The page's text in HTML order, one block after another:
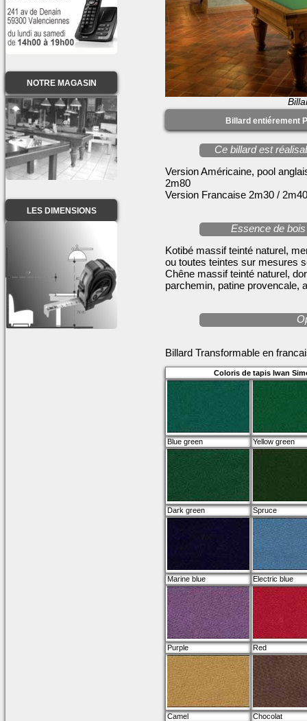
NOTRE MAGASIN
LES DIMENSIONS
Billard entiérement
Ce billard est
Version Américaine, pool
2m80
Version Francaise 2m30 /
Essence de
Kotibé massif teinté naturel,
ou toutes teintes sur mesures
Chêne massif teinté naturel,
parchemin, patine provencale,
Billard Transformable en
Coloris de tapis Iwan
Blue green Yellow green
Dark green Spruce
Marine blue Electric blue
Purple Red
Camel Chocolat